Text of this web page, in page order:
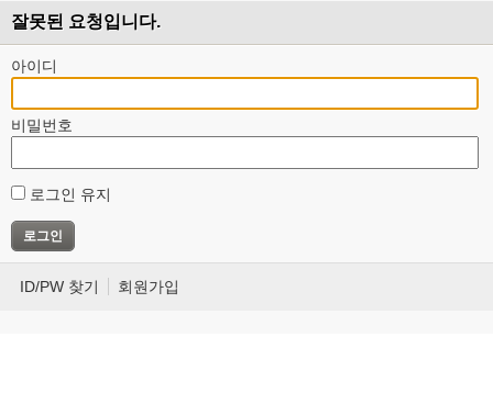
잘못된 요청입니다.
아이디
비밀번호
로그인 유지
ID/PW 찾기 회원가입